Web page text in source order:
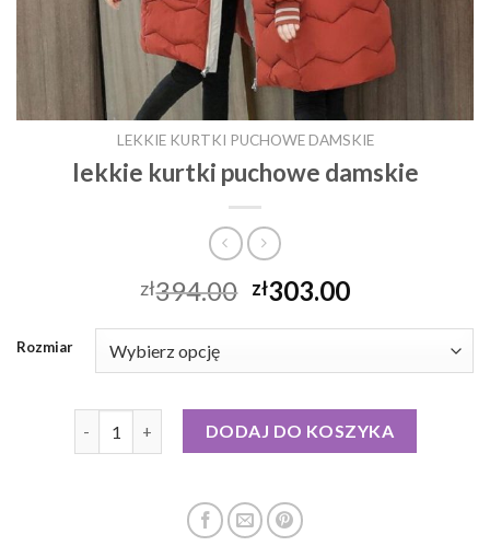
LEKKIE KURTKI PUCHOWE DAMSKIE
lekkie kurtki puchowe damskie
zł394.00 zł303.00
Rozmiar
ilość lekkie kurtki puchowe damskie
DODAJ DO KOSZYKA